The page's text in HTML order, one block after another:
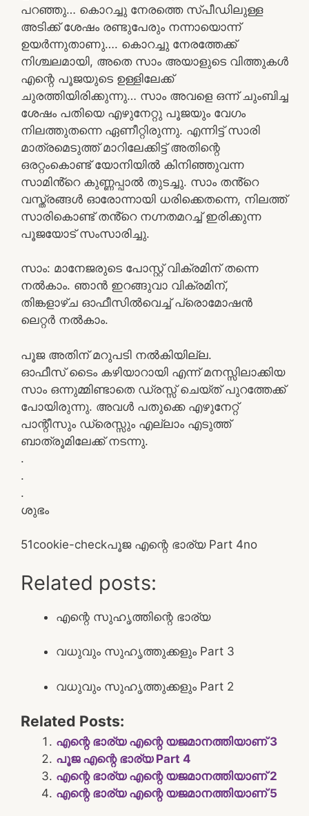
പറഞ്ഞു… കൊറച്ചു നേരത്തെ സ്പീഡിലുള്ള
അടിക്ക് ശേഷം രണ്ടുപേരും നന്നായൊന്ന്
ഉയർന്നുതാണു…. കൊറച്ചു നേരത്തേക്ക്
നിശ്ചലമായി, അതെ സാം അയാളുടെ വിത്തുകൾ
എന്റെ പൂജയുടെ ഉള്ളിലേക്ക്
ചുരത്തിയിരിക്കുന്നു… സാം അവളെ ഒന്ന് ചുംബിച്ച
ശേഷം പതിയെ എഴുനേറ്റു പൂജയും വേഗം
നിലത്തുതന്നെ ഏണീറ്റിരുന്നു. എന്നിട്ട് സാരി
മാത്രമെടുത്ത് മാറിലേക്കിട്ട് അതിന്റെ
ഒരറ്റംകൊണ്ട് യോനിയിൽ കിനിഞ്ഞുവന്ന
സാമിൻ്റെ കുണ്ണപ്പാൽ തുടച്ചു. സാം തൻ്റെ
വസ്ത്രങ്ങൾ ഓരോന്നായി ധരിക്കെതന്നെ, നിലത്ത്
സാരികൊണ്ട് തൻ്റെ നഗ്നതമറച്ച് ഇരിക്കുന്ന
പൂജയോട് സംസാരിച്ചു.
സാം: മാനേജരുടെ പോസ്റ്റ് വിക്രമിന് തന്നെ
നൽകാം. ഞാൻ ഇറങ്ങുവാ വിക്രമിന്,
തിങ്കളാഴ്ച ഓഫീസിൽവെച്ച് പ്രൊമോഷൻ
ലെറ്റർ നൽകാം.
പൂജ അതിന് മറുപടി നൽകിയില്ല.
ഓഫീസ് ടൈം കഴിയാറായി എന്ന് മനസ്സിലാക്കിയ
സാം ഒന്നുമ്മിണ്ടാതെ ഡ്രസ്സ് ചെയ്ത് പുറത്തേക്ക്
പോയിരുന്നു. അവൾ പതുക്കെ എഴുനേറ്റ്
പാന്റീസും ഡ്രെസ്സും എല്ലാം എടുത്ത്
ബാത്രൂമിലേക്ക് നടന്നു.
.
.
.
ശുഭം
51cookie-checkപൂജ എന്റെ ഭാര്യ Part 4no
Related posts:
എന്റെ സുഹൃത്തിന്റെ ഭാര്യ
വധുവും സുഹൃത്തുക്കളും Part 3
വധുവും സുഹൃത്തുക്കളും Part 2
Related Posts:
എന്റെ ഭാര്യ എന്റെ യജമാനത്തിയാണ് 3
പൂജ എന്റെ ഭാര്യ Part 4
എന്റെ ഭാര്യ എന്റെ യജമാനത്തിയാണ് 2
എന്റെ ഭാര്യ എന്റെ യജമാനത്തിയാണ് 5